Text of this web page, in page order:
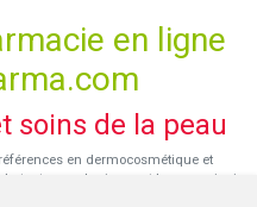
en ligne
soins de la peau
en dermocosmétique et
pour le visage et le corps ainsi
tendance atopique, les soins pour